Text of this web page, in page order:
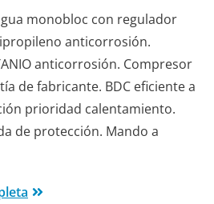
monobloc con regulador
anticorrosión.
anticorrosión. Compresor
de fabricante. BDC eficiente a
prioridad calentamiento.
de protección. Mando a